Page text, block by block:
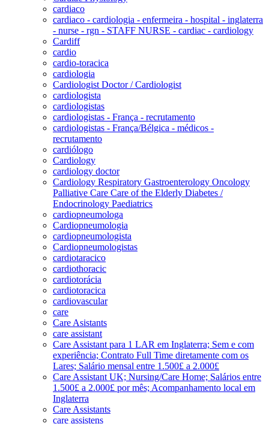
cardiaco
cardiaco - cardiologia - enfermeira - hospital - inglaterra
- nurse - rgn - STAFF NURSE - cardiac - cardiology
Cardiff
cardio
cardio-toracica
cardiologia
Cardiologist Doctor / Cardiologist
cardiologista
cardiologistas
cardiologistas - França - recrutamento
cardiologistas - França/Bélgica - médicos -
recrutamento
cardiólogo
Cardiology
cardiology doctor
Cardiology Respiratory Gastroenterology Oncology
Palliative Care Care of the Elderly Diabetes /
Endocrinology Paediatrics
cardiopneumologa
Cardiopneumologia
cardiopneumologista
Cardiopneumologistas
cardiotaracico
cardiothoracic
cardiotorácia
cardiotoracica
cardiovascular
care
Care Asistants
care assistant
Care Assistant para 1 LAR em Inglaterra; Sem e com
experiência; Contrato Full Time diretamente com os
Lares; Salário mensal entre 1.500£ a 2.000£
Care Assistant UK; Nursing/Care Home; Salários entre
1.500£ a 2.000£ por mês; Acompanhamento local em
Inglaterra
Care Assistants
care assistens